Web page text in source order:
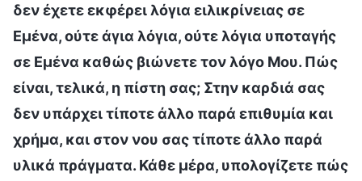
δεν έχετε εκφέρει λόγια ειλικρίνειας σε
Εμένα, ούτε άγια λόγια, ούτε λόγια υποταγής
σε Εμένα καθώς βιώνετε τον λόγο Μου. Πώς
είναι, τελικά, η πίστη σας; Στην καρδιά σας
δεν υπάρχει τίποτε άλλο παρά επιθυμία και
χρήμα, και στον νου σας τίποτε άλλο παρά
υλικά πράγματα. Κάθε μέρα, υπολογίζετε πώς